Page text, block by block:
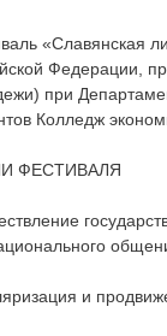
«Славянская
Федерации,
при
Колледж
ФЕСТИВАЛЯ
и